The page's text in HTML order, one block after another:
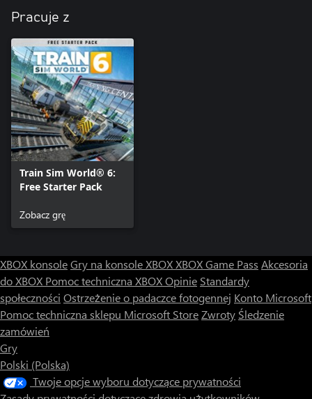
Pracuje z
Train Sim World® 6:
Free Starter Pack
Zobacz grę
XBOX konsoleGry na konsole XBOXXBOX Game Pass Akcesoria
do XBOX Pomoc techniczna XBOXOpinie Standardy
społeczności Ostrzeżenie o padaczce fotogennej Konto Microsoft
Pomoc techniczna sklepu Microsoft StoreZwroty Śledzenie
zamówień
Gry
Polski (Polska)
Twoje opcje wyboru dotyczące prywatności